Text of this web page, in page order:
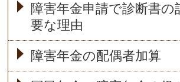
障害年金申請で診断書の
要な理由
障害年金の配偶者加算